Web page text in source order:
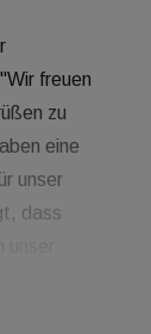
freuen
zu
eine
unser
dass